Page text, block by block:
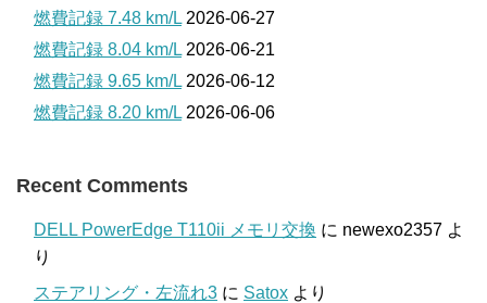
燃費記録 7.48 km/L 2026-06-27
燃費記録 8.04 km/L 2026-06-21
燃費記録 9.65 km/L 2026-06-12
燃費記録 8.20 km/L 2026-06-06
Recent Comments
DELL PowerEdge T110ii メモリ交換 に newexo2357 よ
り
ステアリング・左流れ3 に Satox より